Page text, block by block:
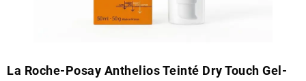
La Roche-Posay Anthelios Teinté Dry Touch Gel-